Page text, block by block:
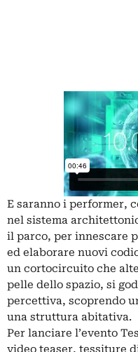
E saranno i performer,
nel sistema
il parco, per innescare
ed elaborare nuovi
un cortocircuito che
pelle dello spazio, si
percettiva, scoprendo
una struttura abitativa.
Per lanciare l’evento
video teaser, tessiture